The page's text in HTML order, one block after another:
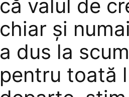
că valul de
chiar și
a dus la
pentru toată